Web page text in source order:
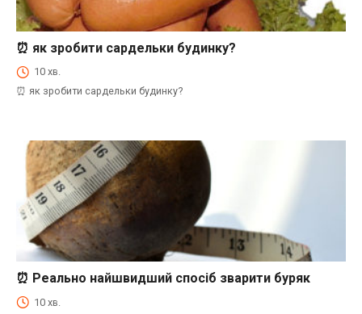
⏰Енциклопедія Coofood. Як економити час і гроші на кухні. Практичний побут.
⏰ як зробити сардельки будинку?
10 хв.
⏰ як зробити сардельки будинку?
⏰Енциклопедія Coofood. Як економити час і гроші на кухні. Практичний побут.
⏰ Реально найшвидший спосіб зварити буряк
10 хв.